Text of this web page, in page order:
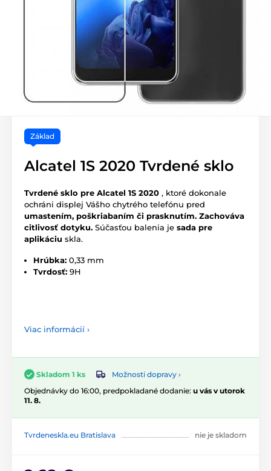
Základ
Alcatel 1S 2020 Tvrdené sklo
Tvrdené sklo pre Alcatel 1S 2020 , ktoré dokonale
ochráni displej Vášho chytrého telefónu pred
umastením, poškriabaním či prasknutím. Zachováva
citlivosť dotyku. Súčasťou balenia je sada pre
aplikáciu skla.
Hrúbka: 0,33 mm
Tvrdosť: 9H
Viac informácií ›
Skladom 1 ks
Možnosti dopravy ›
Objednávky do 16:00, predpokladané dodanie: u vás v utorok
11. 8.
Tvrdeneskla.eu Bratislava nie je skladom